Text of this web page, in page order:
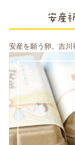
安産
安産を願う卵。吉川